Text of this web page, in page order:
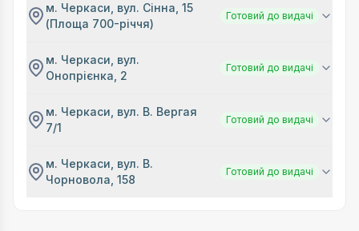
м. Черкаси, вул. Сінна, 15
(Площа 700-річчя)
Готовий до видачі
м. Черкаси, вул.
Онопрієнка, 2
Готовий до видачі
м. Черкаси, вул. В. Вергая
7/1
Готовий до видачі
м. Черкаси, вул. В.
Чорновола, 158
Готовий до видачі